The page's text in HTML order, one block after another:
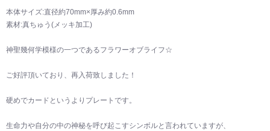
本体サイズ:直径約70mm×厚み約0.6mm
素材:真ちゅう(メッキ加工)
神聖幾何学模様の一つであるフラワーオブライフ☆
ご好評頂いており、再入荷致しました！
硬めでカードというよりプレートです。
生命力や自分の中の神秘を呼び起こすシンボルと言われていますが、